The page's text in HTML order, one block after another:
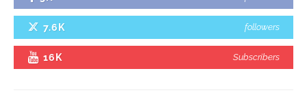
7.6K followers
16K Subscribers